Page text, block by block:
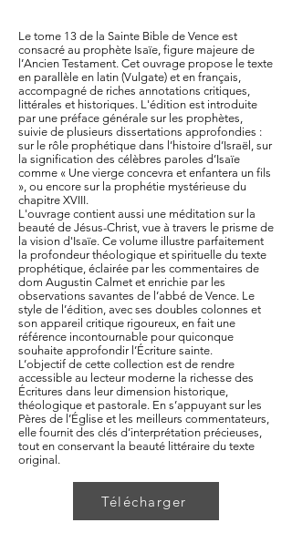
Le tome 13 de la Sainte Bible de Vence est
consacré au prophète Isaïe, figure majeure de
l’Ancien Testament. Cet ouvrage propose le texte
en parallèle en latin (Vulgate) et en français,
accompagné de riches annotations critiques,
littérales et historiques. L'édition est introduite
par une préface générale sur les prophètes,
suivie de plusieurs dissertations approfondies :
sur le rôle prophétique dans l’histoire d’Israël, sur
la signification des célèbres paroles d’Isaïe
comme « Une vierge concevra et enfantera un fils
», ou encore sur la prophétie mystérieuse du
chapitre XVIII.
L'ouvrage contient aussi une méditation sur la
beauté de Jésus-Christ, vue à travers le prisme de
la vision d'Isaïe. Ce volume illustre parfaitement
la profondeur théologique et spirituelle du texte
prophétique, éclairée par les commentaires de
dom Augustin Calmet et enrichie par les
observations savantes de l’abbé de Vence. Le
style de l’édition, avec ses doubles colonnes et
son appareil critique rigoureux, en fait une
référence incontournable pour quiconque
souhaite approfondir l’Écriture sainte.
L’objectif de cette collection est de rendre
accessible au lecteur moderne la richesse des
Écritures dans leur dimension historique,
théologique et pastorale. En s’appuyant sur les
Pères de l’Église et les meilleurs commentateurs,
elle fournit des clés d’interprétation précieuses,
tout en conservant la beauté littéraire du texte
original.
Télécharger